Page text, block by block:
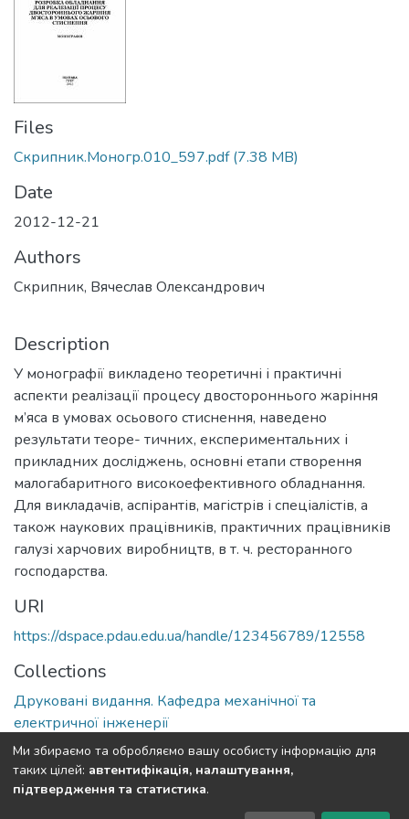
Files
Скрипник.Моногр.010_597.pdf(7.38 MB)
Date
2012-12-21
Authors
Скрипник, Вячеслав Олександрович
Description
У монографії викладено теоретичні і практичні
аспекти реалізації процесу двостороннього жаріння
м’яса в умовах осьового стиснення, наведено
результати теоре- тичних, експериментальних і
прикладних досліджень, основні етапи створення
малогабаритного високоефективного обладнання.
Для викладачів, аспірантів, магістрів і спеціалістів, а
також наукових працівників, практичних працівників
галузі харчових виробництв, в т. ч. ресторанного
господарства.
URI
https://dspace.pdau.edu.ua/handle/123456789/12558
Collections
Друковані видання. Кафедра механічної та
електричної інженерії
Full item page
Ми збираємо та обробляємо вашу особисту інформацію для
таких цілей: автентифікація, налаштування,
підтвердження та статистика.